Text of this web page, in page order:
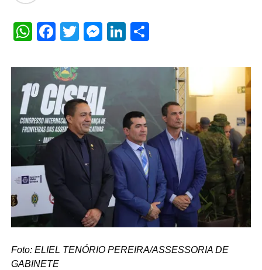
WhatsApp
Facebook
TwitterMessenger
LinkedIn
Foto: ELIEL TENÓRIO PEREIRA/ASSESSORIA DE
GABINETE